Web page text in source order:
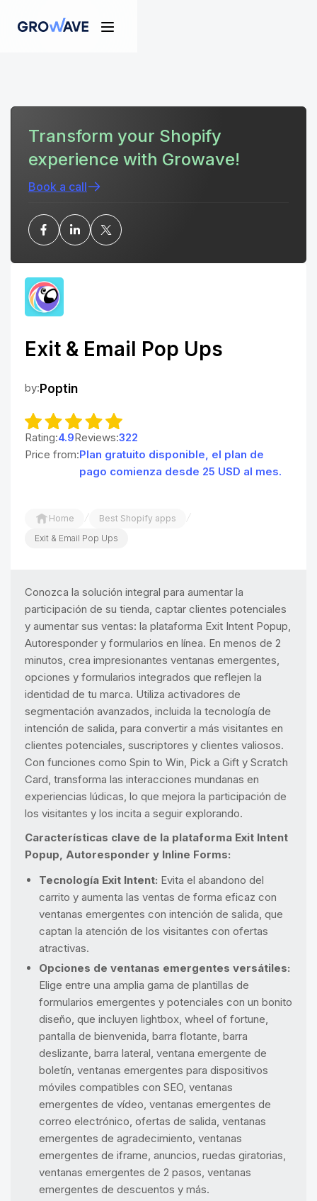
Transform your Shopify
experience with Growave!
Book a call
Exit & Email Pop Ups
by: Poptin
Rating:4.9Reviews:322
Price from:Plan gratuito disponible, el plan de
pago comienza desde 25 USD al mes.
Home / Best Shopify apps /
Exit & Email Pop Ups
Conozca la solución integral para aumentar la
participación de su tienda, captar clientes potenciales
y aumentar sus ventas: la plataforma Exit Intent Popup,
Autoresponder y formularios en línea. En menos de 2
minutos, crea impresionantes ventanas emergentes,
opciones y formularios integrados que reflejen la
identidad de tu marca. Utiliza activadores de
segmentación avanzados, incluida la tecnología de
intención de salida, para convertir a más visitantes en
clientes potenciales, suscriptores y clientes valiosos.
Con funciones como Spin to Win, Pick a Gift y Scratch
Card, transforma las interacciones mundanas en
experiencias lúdicas, lo que mejora la participación de
los visitantes y los incita a seguir explorando.
Características clave de la plataforma Exit Intent
Popup, Autoresponder y Inline Forms:
Tecnología Exit Intent: Evita el abandono del
carrito y aumenta las ventas de forma eficaz con
ventanas emergentes con intención de salida, que
captan la atención de los visitantes con ofertas
atractivas.
Opciones de ventanas emergentes versátiles:
Elige entre una amplia gama de plantillas de
formularios emergentes y potenciales con un bonito
diseño, que incluyen lightbox, wheel of fortune,
pantalla de bienvenida, barra flotante, barra
deslizante, barra lateral, ventana emergente de
boletín, ventanas emergentes para dispositivos
móviles compatibles con SEO, ventanas
emergentes de vídeo, ventanas emergentes de
correo electrónico, ofertas de salida, ventanas
emergentes de agradecimiento, ventanas
emergentes de iframe, anuncios, ruedas giratorias,
ventanas emergentes de 2 pasos, ventanas
emergentes de descuentos y más.